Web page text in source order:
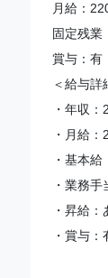
月給：
固定残業
賞与：有
＜給与詳
・年収
・月給
・基本
・業務
・昇給：
・賞与：